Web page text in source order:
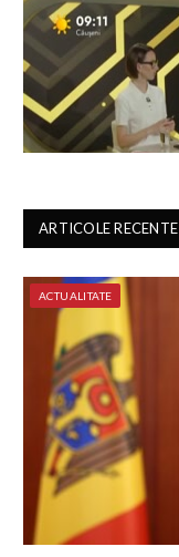
ARTICOLE RECENTE
ACTUALITATE